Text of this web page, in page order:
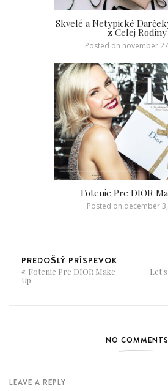
Skvelé a Netypické
z Celej Rodiny
Posted on november
Fotenie Pre DIOR
Posted on december
PREDOŠLÝ PRÍSPEVOK
Fotenie Pre DIOR Make
Up
NO COMMENTS
LEAVE A REPLY